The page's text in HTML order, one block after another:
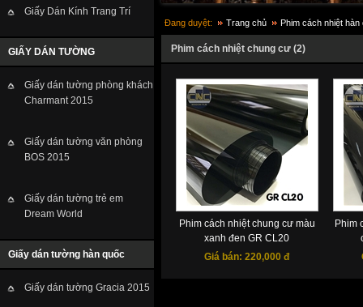
Giấy Dán Kính Trang Trí
GIẤY DÁN TƯỜNG
Giấy dán tường phòng khách
Charmant 2015
Giấy dán tường văn phòng
BOS 2015
Giấy dán tường trẻ em
Dream World
Giấy dán tường hàn quốc
Giấy dán tường Gracia 2015
Đang duyệt: Trang chủ Phim cách nhiệt hàn
Phim cách nhiệt chung cư (2)
Phim cách nhiệt chung cư màu
xanh đen GR CL20
Giá bán: 220,000 đ
Phim